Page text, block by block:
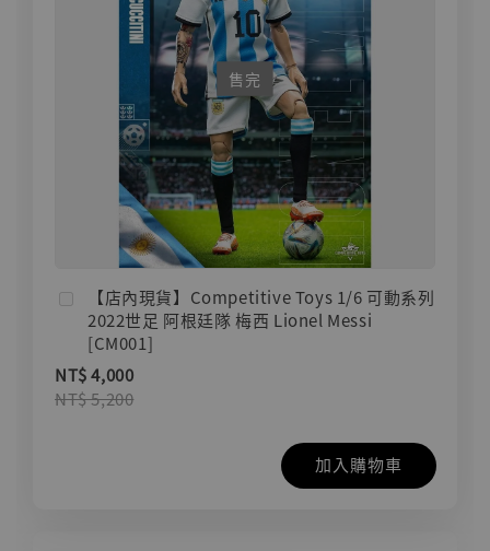
售完
【店內現貨】Competitive Toys 1/6 可動系列
2022世足 阿根廷隊 梅西 Lionel Messi
[CM001]
NT$ 4,000
NT$ 5,200
加入購物車